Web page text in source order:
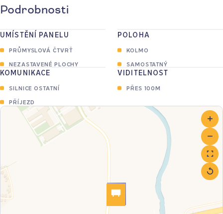
Podrobnosti
UMÍSTĚNÍ PANELU
PRŮMYSLOVÁ ČTVRŤ
NEZASTAVENÉ PLOCHY
KOMUNIKACE
SILNICE OSTATNÍ
PŘÍJEZD
POLOHA
KOLMO
SAMOSTATNÝ
VIDITELNOST
PŘES 100M